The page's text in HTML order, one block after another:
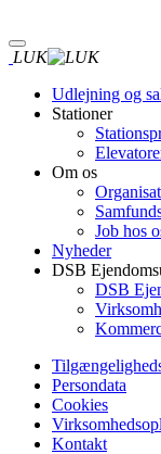
til
hovedindhold
LUK
Udlejning og
Stationer
Om os
Job hos
Nyheder
DSB
DSB
Persondata
Cookies
Kontakt